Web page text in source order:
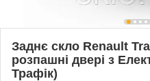
Заднє скло Renault
розпашні двері з
Трафік)